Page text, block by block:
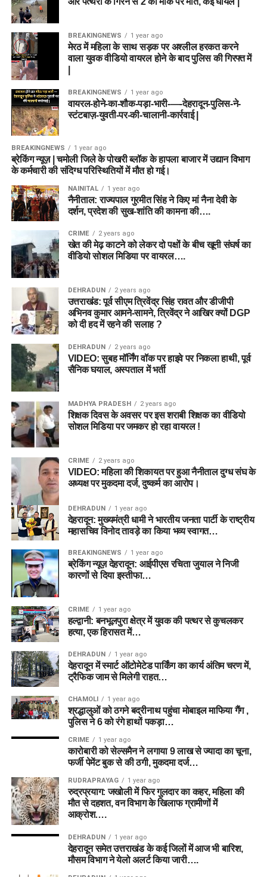
BREAKINGNEWS 1 year ago
मेरठ में महिला के साथ सड़क पर अश्लील हरकत करने
वाला युवक वीडियो वायरल होने के बाद पुलिस की गिरफ्त में
BREAKINGNEWS 1 year ago
वायरल-होने-का-शौक-पड़ा-भारी-—-देहरादून-पुलिस-ने-
स्टंटबाज़-युवती-पर-की-चालानी-कार्रवाई |
BREAKINGNEWS 1 year ago
ब्रेकिंग न्यूज़ | चमोली जिले के पोखरी ब्लॉक के हापला बाजार में उद्यान विभाग
के कर्मचारी की संदिग्ध परिस्थितियों में मौत हो गई।
NAINITAL 1 year ago
नैनीताल: राज्यपाल गुरमीत सिंह ने किए मां नैना देवी के
दर्शन, प्रदेश की सुख-शांति की कामना की….
CRIME 2 years ago
खेत की मेढ़ काटने को लेकर दो पक्षों के बीच खूनी संघर्ष का
वीडियो सोशल मिडिया पर वायरल….
DEHRADUN 2 years ago
उत्तराखंड: पूर्व सीएम त्रिवेंद्र सिंह रावत और डीजीपी
अभिनव कुमार आमने-सामने, त्रिवेंद्र ने आखिर क्यों DGP
को दी हद में रहने की सलाह ?
DEHRADUN 2 years ago
VIDEO: सुबह मॉर्निंग वॉक पर हाइवे पर निकला हाथी, पूर्व
सैनिक घयाल, अस्पताल में भर्ती
MADHYA PRADESH 2 years ago
शिक्षक दिवस के अवसर पर इस शराबी शिक्षक का वीडियो
सोशल मिडिया पर जमकर हो रहा वायरल !
CRIME 2 years ago
VIDEO: महिला की शिकायत पर हुआ नैनीताल दुग्ध संघ के
अध्यक्ष पर मुकदमा दर्ज, दुष्कर्म का आरोप।
DEHRADUN 1 year ago
देहरादून: मुख्यमंत्री धामी ने भारतीय जनता पार्टी के राष्ट्रीय
महासचिव विनोद तावड़े का किया भव्य स्वागत…
BREAKINGNEWS 1 year ago
ब्रेकिंग न्यूज़ देहरादून: आईपीएस रचिता जुयाल ने निजी
कारणों से दिया इस्तीफा…
CRIME 1 year ago
हल्द्वानी: बनभूलपुरा क्षेत्र में युवक की पत्थर से कुचलकर
हत्या, एक हिरासत में…
DEHRADUN 1 year ago
देहरादून में स्मार्ट ऑटोमेटेड पार्किंग का कार्य अंतिम चरण में,
ट्रैफिक जाम से मिलेगी राहत…
CHAMOLI 1 year ago
श्रद्धालुओं को ठगने बद्रीनाथ पहुंचा मोबाइल माफिया गैंग ,
पुलिस ने 6 को रंगे हाथों पकड़ा…
CRIME 1 year ago
कारोबारी को सेल्समैन ने लगाया 9 लाख से ज्यादा का चूना,
फर्जी पेमेंट बुक से की ठगी, मुकदमा दर्ज…
RUDRAPRAYAG 1 year ago
रुद्रप्रयाग: जखोली में फिर गुलदार का कहर, महिला की
मौत से दहशत, वन विभाग के खिलाफ ग्रामीणों में
आक्रोश….
DEHRADUN 1 year ago
देहरादून समेत उत्तराखंड के कई जिलों में आज भी बारिश,
मौसम विभाग ने येलो अलर्ट किया जारी….